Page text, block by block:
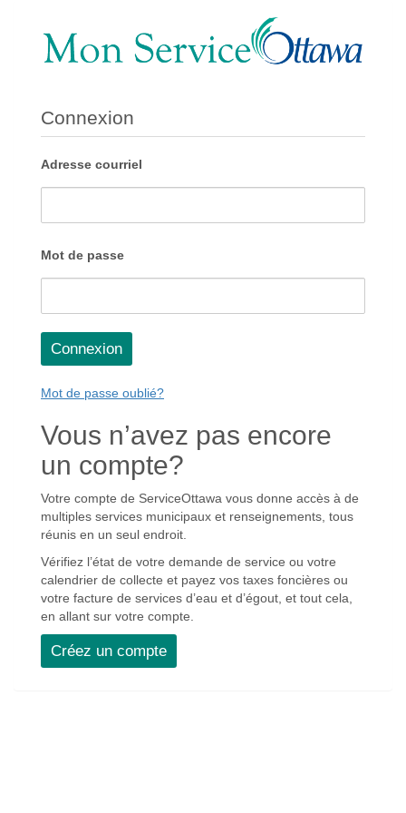
Connexion
Adresse courriel
Mot de passe
Connexion
Mot de passe oublié?
Vous n’avez pas encore
un compte?
Votre compte de ServiceOttawa vous donne accès à de
multiples services municipaux et renseignements, tous
réunis en un seul endroit.
Vérifiez l’état de votre demande de service ou votre
calendrier de collecte et payez vos taxes foncières ou
votre facture de services d’eau et d’égout, et tout cela,
en allant sur votre compte.
Créez un compte